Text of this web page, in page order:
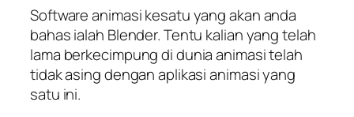
Software animasi kesatu yang akan anda
bahas ialah Blender. Tentu kalian yang telah
lama berkecimpung di dunia animasi telah
tidak asing dengan aplikasi animasi yang
satu ini.